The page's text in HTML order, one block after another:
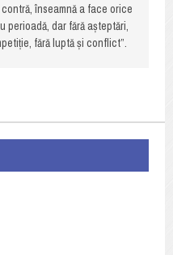
înseamnă a face orice
perioadă, dar fără așteptări,
fără luptă și conflict”.